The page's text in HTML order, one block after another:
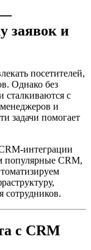
—
заявок и
посетителей,
Однако без
сталкиваются с
и
задачи помогает
интеграции
популярные CRM,
сотрудников.
с CRM